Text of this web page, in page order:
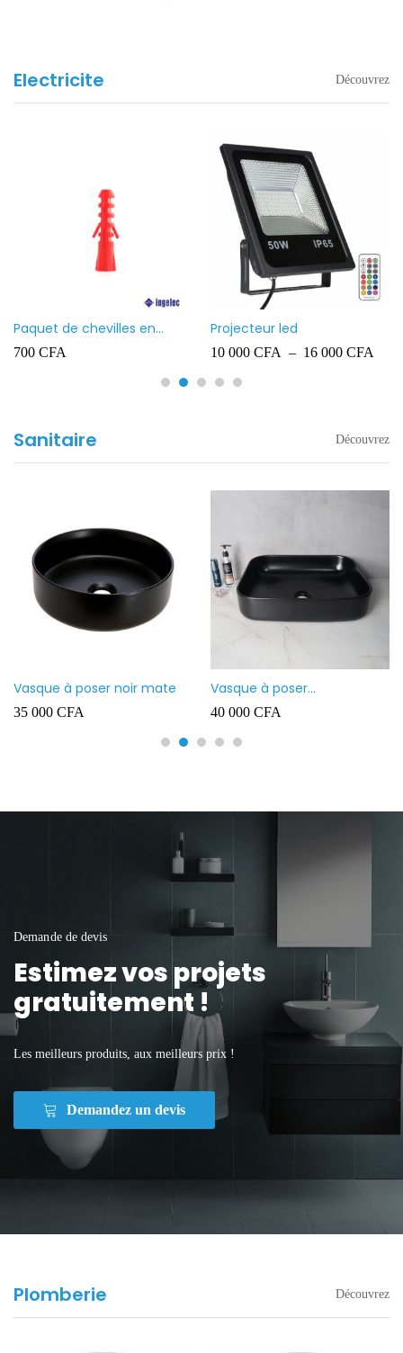
Electricite Découvrez
Paquet de chevilles en
plastique Ingelec – 8
700 CFA
Projecteur led
10 000 CFA – 16 000 CFA
Sanitaire Découvrez
Vasque à poser noir mate
35 000 CFA
Vasque à poser
rectangulaire noir mate
40 000 CFA
Demande de devis
Estimez vos projets
gratuitement !
Les meilleurs produits, aux meilleurs prix !
Demandez un devis
Plomberie Découvrez